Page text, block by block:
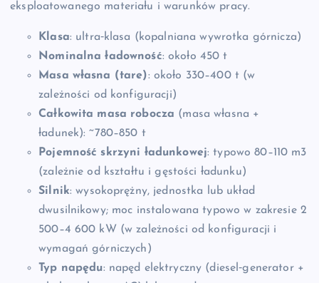
eksploatowanego materiału i warunków pracy.
Klasa: ultra‑klasa (kopalniana wywrotka górnicza)
Nominalna ładowność: około 450 t
Masa własna (tare): około 330–400 t (w
zależności od konfiguracji)
Całkowita masa robocza (masa własna +
ładunek): ~780–850 t
Pojemność skrzyni ładunkowej: typowo 80–110 m3
(zależnie od kształtu i gęstości ładunku)
Silnik: wysokoprężny, jednostka lub układ
dwusilnikowy; moc instalowana typowo w zakresie 2
500–4 600 kW (w zależności od konfiguracji i
wymagań górniczych)
Typ napędu: napęd elektryczny (diesel‑generator +